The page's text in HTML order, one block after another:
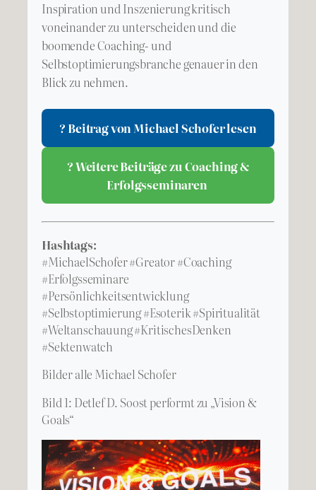
Inspiration und Inszenierung kritisch
voneinander zu unterscheiden und die
boomende Coaching- und
Selbstoptimierungsbranche genauer in den
Blick zu nehmen.
? Beitrag von Michael Schofer lesen
? Weitere Beiträge zu Coaching &
Erfolgsseminaren
Hashtags:
#MichaelSchofer #Greator #Coaching
#Erfolgsseminare
#Persönlichkeitsentwicklung
#Selbstoptimierung #Esoterik #Spiritualität
#Weltanschauung #KritischesDenken
#Sektenwatch
Bilder alle Michael Schofer
Bild 1: Detlef D. Soost performt zu „Vision &
Goals“